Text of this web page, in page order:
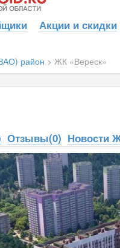
Акции и скидки
район > ЖК «Вереск»
Отзывы(0) Новости